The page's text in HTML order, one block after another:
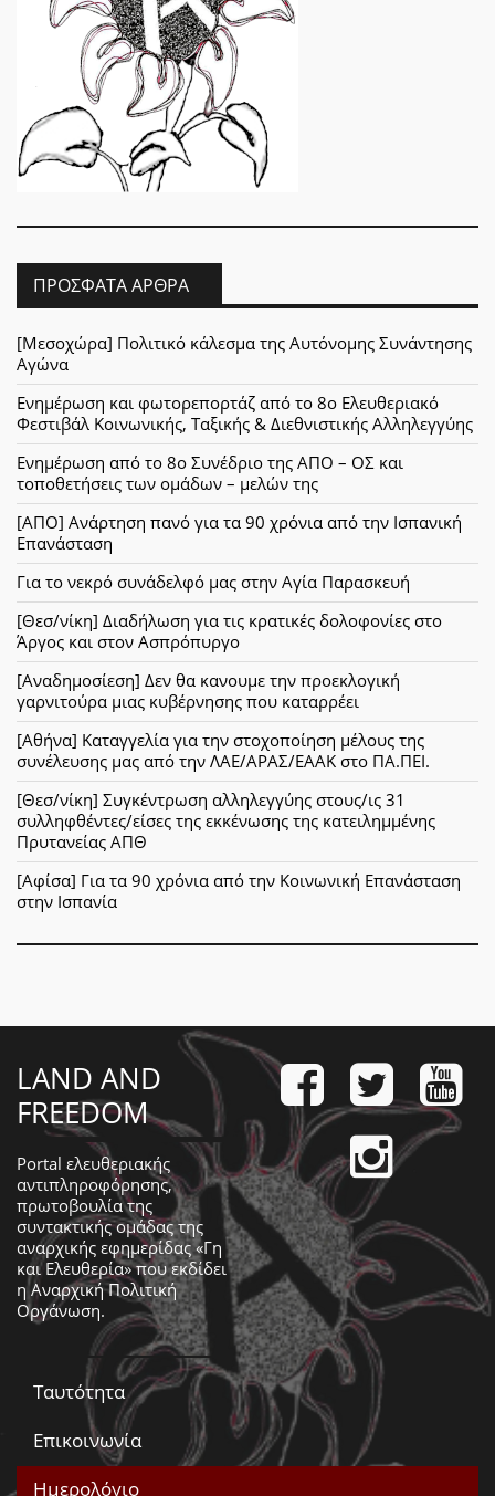
ΠΡΌΣΦΑΤΑ ΆΡΘΡΑ
[Μεσοχώρα] Πολιτικό κάλεσμα της Αυτόνομης Συνάντησης
Αγώνα
Ενημέρωση και φωτορεπορτάζ από το 8ο Ελευθεριακό
Φεστιβάλ Κοινωνικής, Ταξικής & Διεθνιστικής Αλληλεγγύης
Ενημέρωση από το 8ο Συνέδριο της ΑΠΟ – ΟΣ και
τοποθετήσεις των ομάδων – μελών της
[ΑΠΟ] Ανάρτηση πανό για τα 90 χρόνια από την Ισπανική
Επανάσταση
Για το νεκρό συνάδελφό μας στην Αγία Παρασκευή
[Θεσ/νίκη] Διαδήλωση για τις κρατικές δολοφονίες στο
Άργος και στον Ασπρόπυργο
[Αναδημοσίεση] Δεν θα κανουμε την προεκλογική
γαρνιτούρα μιας κυβέρνησης που καταρρέει
[Αθήνα] Καταγγελία για την στοχοποίηση μέλους της
συνέλευσης μας από την ΛΑΕ/ΑΡΑΣ/ΕΑΑΚ στο ΠΑ.ΠΕΙ.
[Θεσ/νίκη] Συγκέντρωση αλληλεγγύης στους/ις 31
συλληφθέντες/είσες της εκκένωσης της κατειλημμένης
Πρυτανείας ΑΠΘ
[Αφίσα] Για τα 90 χρόνια από την Κοινωνική Επανάσταση
στην Ισπανία
LAND AND
FREEDOM
Portal ελευθεριακής
αντιπληροφόρησης,
πρωτοβουλία της
συντακτικής ομάδας της
αναρχικής εφημερίδας «Γη
και Ελευθερία» που εκδίδει
ηΑναρχική Πολιτική
Οργάνωση.
Ταυτότητα
Επικοινωνία
Ημερολόγιο